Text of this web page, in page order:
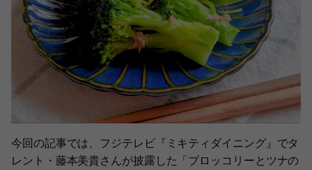
今回の記事では、フジテレビ『ミキティダイニング』でタ
レント・藤本美貴さんが披露した「ブロッコリーとツナの